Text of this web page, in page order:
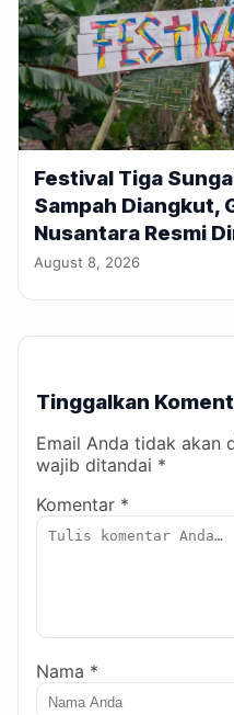
Festival Tiga
Sampah Diangkut,
Nusantara Resmi
August 8, 2026
Tinggalkan
Email Anda tidak akan
wajib ditandai *
Komentar *
Nama *